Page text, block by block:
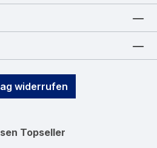
widerrufen
Topseller